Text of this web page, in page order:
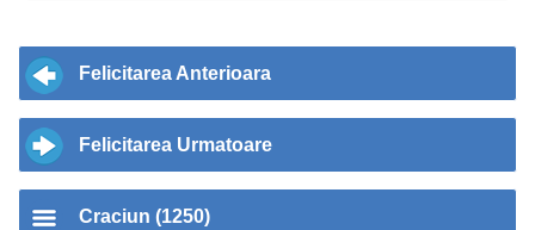
Felicitarea Anterioara
Felicitarea Urmatoare
Craciun (1250)